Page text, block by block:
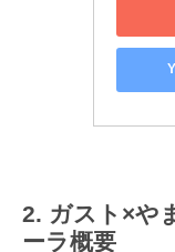
ガスト×や
ーラ概要